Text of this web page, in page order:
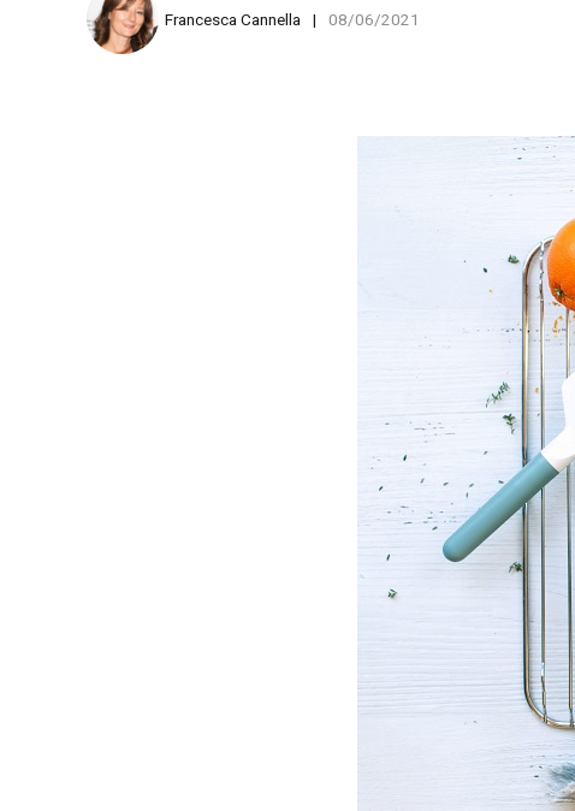
Francesca Cannella 08/06/2021